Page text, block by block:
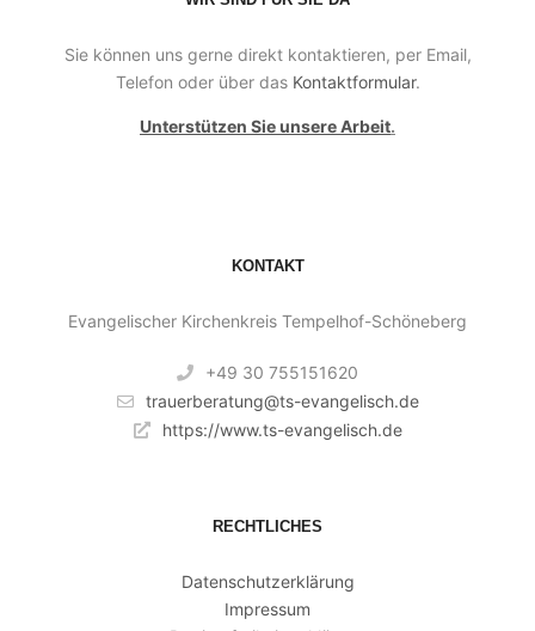
Sie können uns gerne direkt kontaktieren, per Email,
Telefon oder über das Kontaktformular.
Unterstützen Sie unsere Arbeit.
KONTAKT
Evangelischer Kirchenkreis Tempelhof-Schöneberg
+49 30 755151620
trauerberatung@ts-evangelisch.de
https://www.ts-evangelisch.de
RECHTLICHES
Datenschutzerklärung
Impressum